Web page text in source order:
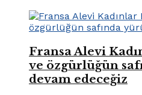
Fransa Alevi
ve özgürlüğün
devam edeceğiz